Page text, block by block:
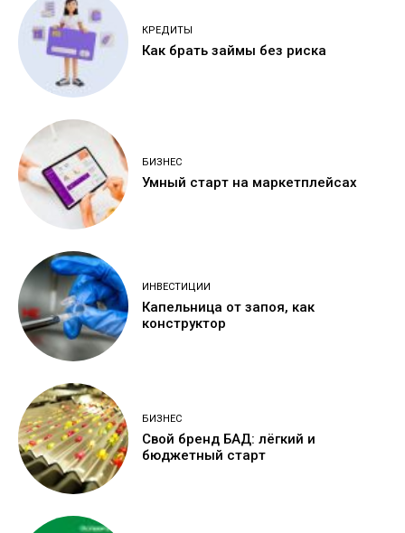
КРЕДИТЫ
Как брать займы без риска
БИЗНЕС
Умный старт на маркетплейсах
ИНВЕСТИЦИИ
Капельница от запоя, как
конструктор
БИЗНЕС
Свой бренд БАД: лёгкий и
бюджетный старт